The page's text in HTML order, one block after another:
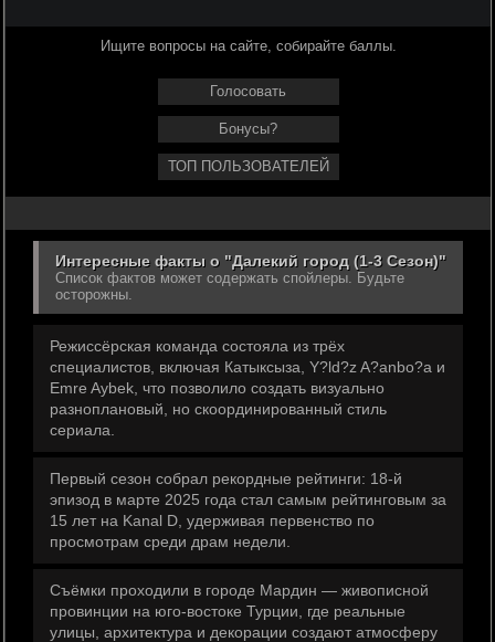
Ищите вопросы на сайте, собирайте баллы.
Голосовать
Бонусы?
ТОП ПОЛЬЗОВАТЕЛЕЙ
Интересные факты о "Далекий город (1-3 Сезон)"
Список фактов может содержать спойлеры. Будьте
осторожны.
Режиссёрская команда состояла из трёх
специалистов, включая Катыксыза, Y?ld?z A?anbo?a и
Emre Aybek, что позволило создать визуально
разноплановый, но скоординированный стиль
сериала.
Первый сезон собрал рекордные рейтинги: 18-й
эпизод в марте 2025 года стал самым рейтинговым за
15 лет на Kanal D, удерживая первенство по
просмотрам среди драм недели.
Съёмки проходили в городе Мардин — живописной
провинции на юго-востоке Турции, где реальные
улицы, архитектура и декорации создают атмосферу